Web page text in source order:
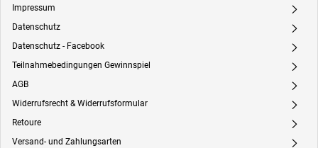
Impressum A
Datenschutz A
Datenschutz - Facebook A
Teilnahmebedingungen Gewinnspiel A
AGB A
Widerrufsrecht & Widerrufsformular A
Retoure A
Versand- und Zahlungsarten A